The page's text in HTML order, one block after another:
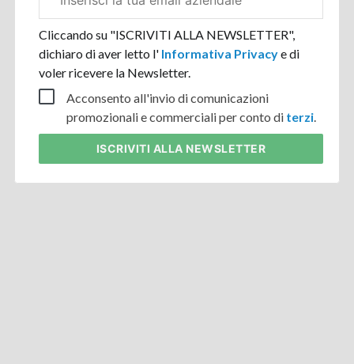
aziendale
Cliccando su "ISCRIVITI ALLA NEWSLETTER",
dichiaro di aver letto l' Informativa Privacye di
voler ricevere la Newsletter.
Acconsento all'invio di comunicazioni
promozionali e commerciali per conto di terzi.
ISCRIVITI ALLA NEWSLETTER